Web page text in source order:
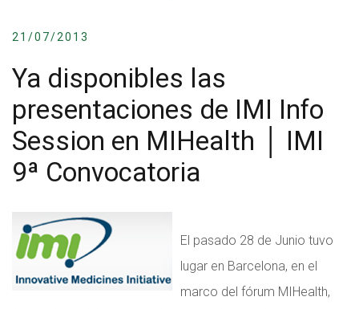
21/07/2013
Ya disponibles las
presentaciones de IMI Info
Session en MIHealth │ IMI
9ª Convocatoria
El pasado 28 de Junio tuvo
lugar en Barcelona, en el
marco del fórum MIHealth,